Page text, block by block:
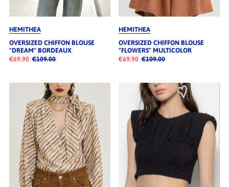
HEMITHEA
OVERSIZED CHIFFON BLOUSE
"DREAM" BORDEAUX
€69.90 €109.00
HEMITHEA
OVERSIZED CHIFFON BLOUSE
"FLOWERS" MULTICOLOR
€69.90 €109.00